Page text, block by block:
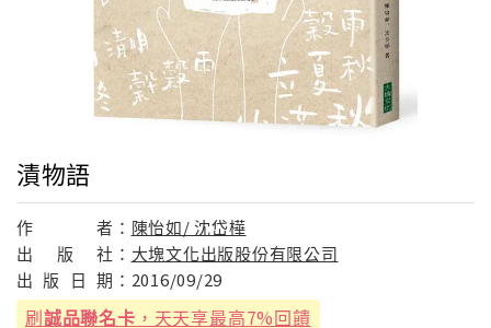
漬物語
作 者： 陳怡如/ 沈岱樺
出
版 社： 大塊文化出版股份有限公司
出 版 日 期： 2016/09/29
刷誠品聯名卡 ，天天享最高7%回饋